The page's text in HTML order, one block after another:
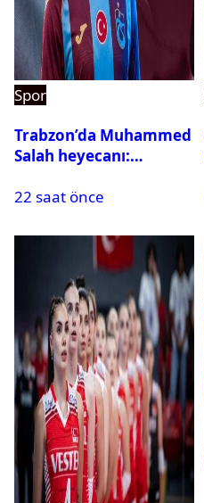
Spor
Trabzon’da Muhammed
Salah heyecanı:
tükeniyor
22 saat önce